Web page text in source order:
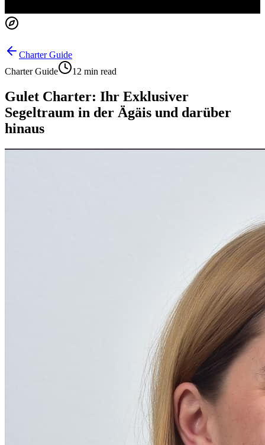
Charter Guide
Charter Guide
12 min read
Gulet Charter: Ihr Exklusiver
Segeltraum in der Ägäis und darüber
hinaus